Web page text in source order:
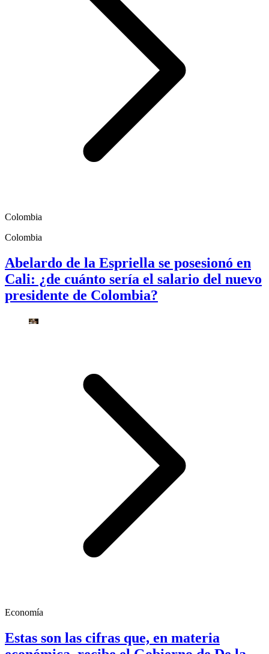
Colombia
Colombia
Abelardo de la Espriella se posesionó en
Cali: ¿de cuánto sería el salario del nuevo
presidente de Colombia?
Economía
Estas son las cifras que, en materia